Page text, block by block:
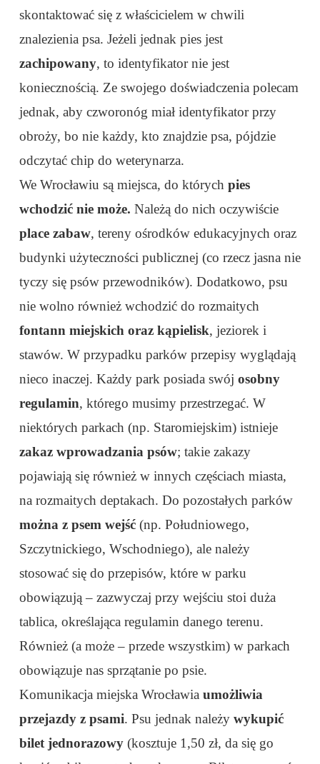
skontaktować się z właścicielem w chwili
znalezienia psa. Jeżeli jednak pies jest
zachipowany, to identyfikator nie jest
koniecznością. Ze swojego doświadczenia polecam
jednak, aby czworonóg miał identyfikator przy
obroży, bo nie każdy, kto znajdzie psa, pójdzie
odczytać chip do weterynarza.
We Wrocławiu są miejsca, do których pies
wchodzić nie może. Należą do nich oczywiście
place zabaw, tereny ośrodków edukacyjnych oraz
budynki użyteczności publicznej (co rzecz jasna nie
tyczy się psów przewodników). Dodatkowo, psu
nie wolno również wchodzić do rozmaitych
fontann miejskich oraz kąpielisk, jeziorek i
stawów. W przypadku parków przepisy wyglądają
nieco inaczej. Każdy park posiada swój osobny
regulamin, którego musimy przestrzegać. W
niektórych parkach (np. Staromiejskim) istnieje
zakaz wprowadzania psów; takie zakazy
pojawiają się również w innych częściach miasta,
na rozmaitych deptakach. Do pozostałych parków
można z psem wejść(np. Południowego,
Szczytnickiego, Wschodniego), ale należy
stosować się do przepisów, które w parku
obowiązują – zazwyczaj przy wejściu stoi duża
tablica, określająca regulamin danego terenu.
Również (a może – przede wszystkim) w parkach
obowiązuje nas sprzątanie po psie.
Komunikacja miejska Wrocławia umożliwia
przejazdy z psami. Psu jednak należy wykupić
bilet jednorazowy(kosztuje 1,50 zł, da się go